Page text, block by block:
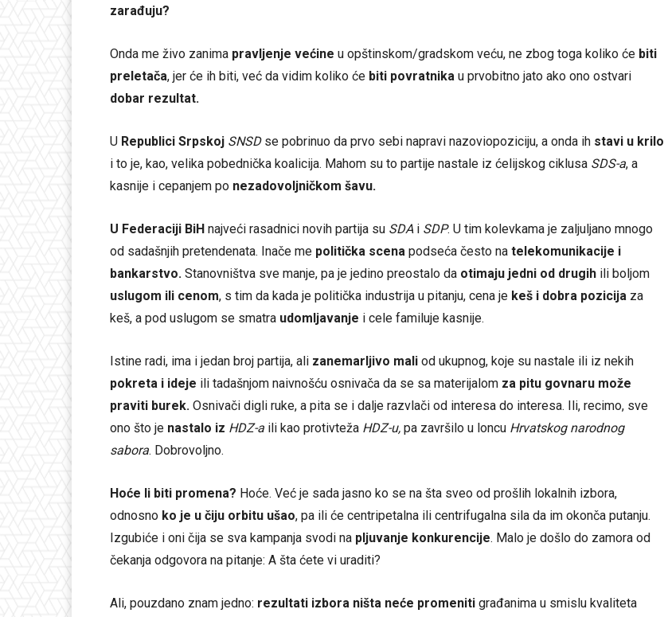
zarađuju?
Onda me živo zanima pravljenje većine u opštinskom/gradskom veću, ne zbog toga koliko će biti
preletača, jer će ih biti, već da vidim koliko će biti povratnika u prvobitno jato ako ono ostvari
dobar rezultat.
U Republici Srpskoj SNSDse pobrinuo da prvo sebi napravi nazoviopoziciju, a onda ih stavi u krilo
i to je, kao, velika pobednička koalicija. Mahom su to partije nastale iz ćelijskog ciklusa SDS-a, a
kasnije i cepanjem po nezadovoljničkom šavu.
U Federaciji BiH najveći rasadnici novih partija su SDAi SDP. U tim kolevkama je zaljuljano mnogo
od sadašnjih pretendenata. Inače me politička scena podseća često na telekomunikacije i
bankarstvo. Stanovništva sve manje, pa je jedino preostalo da otimaju jedni od drugih ili boljom
uslugom ili cenom, s tim da kada je politička industrija u pitanju, cena je keš i dobra pozicija za
keš, a pod uslugom se smatra udomljavanje i cele familuje kasnije.
Istine radi, ima i jedan broj partija, ali zanemarljivo mali od ukupnog, koje su nastale ili iz nekih
pokreta i ideje ili tadašnjom naivnošću osnivača da se sa materijalom za pitu govnaru može
praviti burek. Osnivači digli ruke, a pita se i dalje razvlači od interesa do interesa. Ili, recimo, sve
ono što je nastalo iz HDZ-a ili kao protivteža HDZ-u, pa završilo u loncu Hrvatskog narodnog
sabora. Dobrovoljno.
Hoće li biti promena? Hoće. Već je sada jasno ko se na šta sveo od prošlih lokalnih izbora,
odnosno ko je u čiju orbitu ušao, pa ili će centripetalna ili centrifugalna sila da im okonča putanju.
Izgubiće i oni čija se sva kampanja svodi na pljuvanje konkurencije. Malo je došlo do zamora od
čekanja odgovora na pitanje: A šta ćete vi uraditi?
Ali, pouzdano znam jedno: rezultati izbora ništa neće promeniti građanima u smislu kvaliteta